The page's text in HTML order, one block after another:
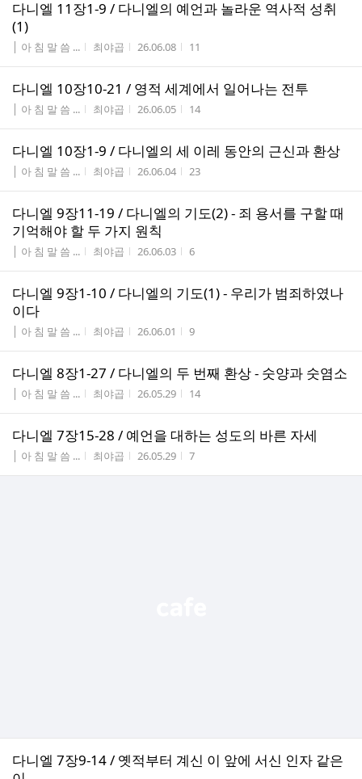
다니엘 11장1-9 / 다니엘의 예언과 놀라운 역사적 성취
(1)
게시판명
│ 아 침 말 씀 ... 작성자
최야곱 작성시간
26.06.08 조회수
11
다니엘 10장10-21 / 영적 세계에서 일어나는 전투
게시판명
│ 아 침 말 씀 ... 작성자
최야곱 작성시간
26.06.05 조회수
14
다니엘 10장1-9 / 다니엘의 세 이레 동안의 근신과 환상
게시판명
│ 아 침 말 씀 ... 작성자
최야곱 작성시간
26.06.04 조회수
23
다니엘 9장11-19 / 다니엘의 기도(2) - 죄 용서를 구할 때
기억해야 할 두 가지 원칙
게시판명
│ 아 침 말 씀 ... 작성자
최야곱 작성시간
26.06.03 조회수
6
다니엘 9장1-10 / 다니엘의 기도(1) - 우리가 범죄하였나
이다
게시판명
│ 아 침 말 씀 ... 작성자
최야곱 작성시간
26.06.01 조회수
9
다니엘 8장1-27 / 다니엘의 두 번째 환상 - 숫양과 숫염소
게시판명
│ 아 침 말 씀 ... 작성자
최야곱 작성시간
26.05.29 조회수
14
다니엘 7장15-28 / 예언을 대하는 성도의 바른 자세
게시판명
│ 아 침 말 씀 ... 작성자
최야곱 작성시간
26.05.29 조회수
7
다니엘 7장9-14 / 옛적부터 계신 이 앞에 서신 인자 같은